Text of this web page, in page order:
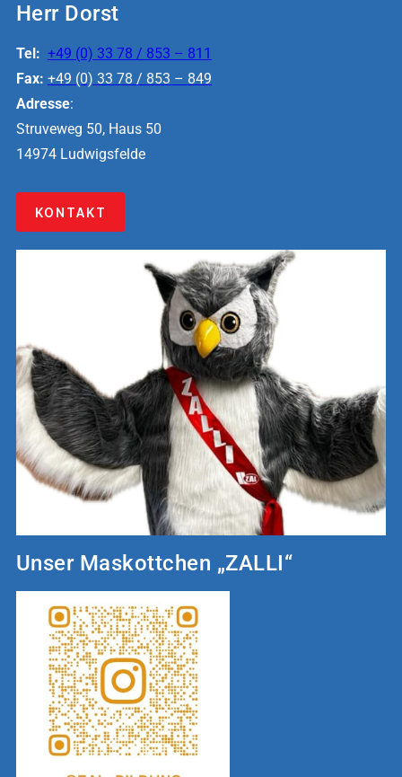
Herr Dorst
Tel: +49 (0) 33 78 / 853 – 811
Fax: +49 (0) 33 78 / 853 – 849
Adresse:
Struveweg 50, Haus 50
14974 Ludwigsfelde
KONTAKT
Unser Maskottchen „ZALLI“